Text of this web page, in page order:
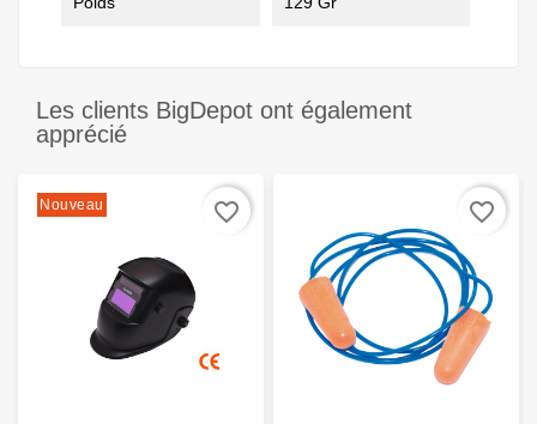
Les clients BigDepot ont également
apprécié
Nouveau favorite_border favorite_border